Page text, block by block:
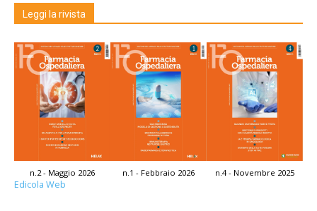
Leggi la rivista
n.2 - Maggio 2026 n.1 - Febbraio 2026 n.4 - Novembre 2025
Edicola Web